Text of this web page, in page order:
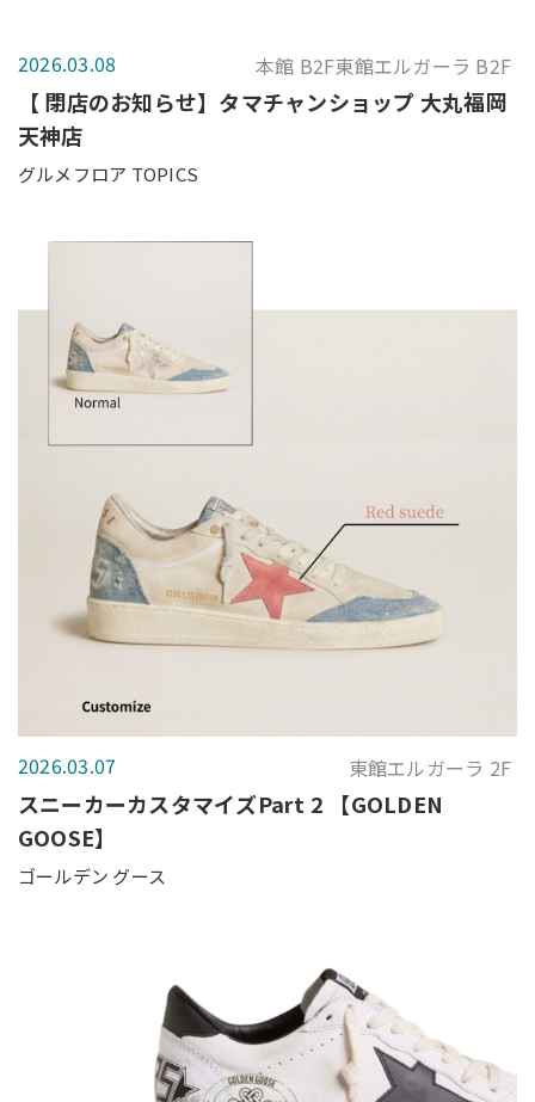
2026.03.08 本館 B2F東館エルガーラ B2F
【 閉店のお知らせ】タマチャンショップ 大丸福岡
天神店
グルメフロア TOPICS
2026.03.07 東館エルガーラ 2F
スニーカーカスタマイズPart 2 【GOLDEN
GOOSE】
ゴールデン グース